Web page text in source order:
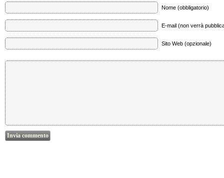
Nome (obbligatorio)
E-mail (non verrà
Sito Web (opzionale)